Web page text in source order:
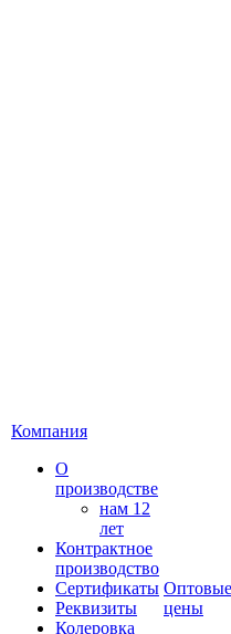
Компания
О
производстве
нам 12
лет
Контрактное
производство
Сертификаты
Реквизиты
Колеровка
Оптовые
цены